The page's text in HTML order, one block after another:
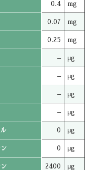
0.4 mg
0.07 mg
0.25 mg
– μg
– μg
– μg
– μg
0 μg
0 μg
2400 μg